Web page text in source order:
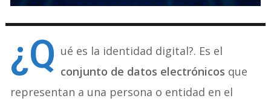
¿Q ué es la identidad digital?. Es el
conjunto de datos electrónicos que
representan a una persona o entidad en el